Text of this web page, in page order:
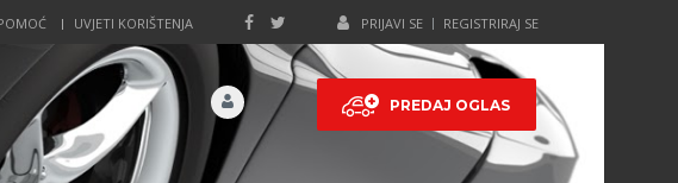
PRIJAVI SE REGISTRIRAJ SE
UVJETI KORIŠTENJA
PREDAJ OGLAS